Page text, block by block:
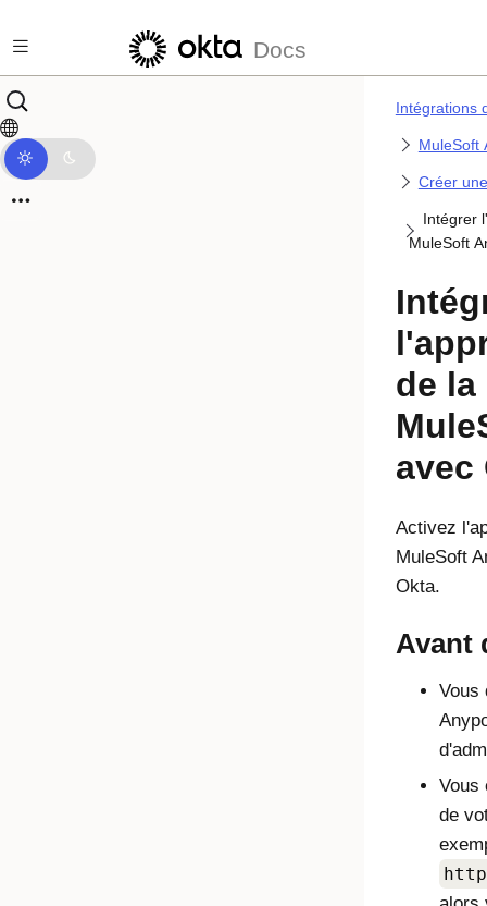
Docs
Intégrations
MuleSoft
Créer
Intégrer
MuleSoft
de la
avec
Activez
MuleSoft
Okta.
Avant
Vous
Vous
de